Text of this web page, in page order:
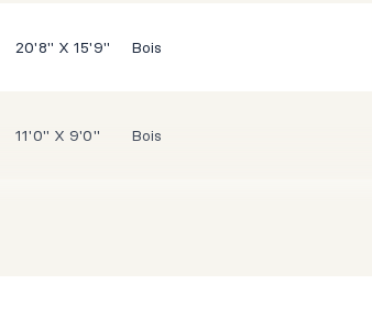
20'8" X 15'9" Bois
11'0" X 9'0" Bois